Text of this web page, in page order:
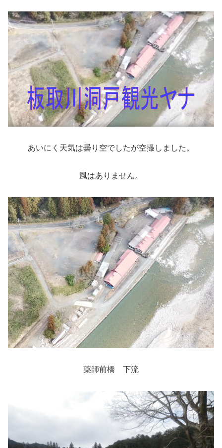
あいにく天気は曇り空でしたが空撮しました。
風はありません。
薬師前橋 下流